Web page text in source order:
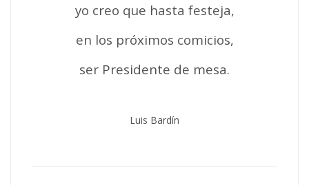
yo creo que hasta festeja,
en los próximos comicios,
ser Presidente de mesa.
Luis Bardín